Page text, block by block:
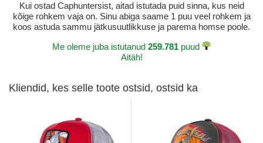
Kui ostad Caphuntersist, aitad istutada puid sinna, kus neid
kõige rohkem vaja on. Sinu abiga saame 1 puu veel rohkem ja
koos astuda sammu jätkusuutlikkuse ja parema homse poole.
Me oleme juba istutanud 259.781 puud
Aitäh!
Kliendid, kes selle toote ostsid, ostsid ka